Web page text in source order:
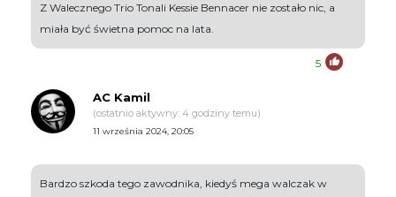
Z Walecznego Trio Tonali Kessie Bennacer nie zostało nic, a
miała być świetna pomoc na lata.
5
AC Kamil
(ostatnio aktywny: 4 godziny temu)
11 września 2024, 20:05
Bardzo szkoda tego zawodnika, kiedyś mega walczak w